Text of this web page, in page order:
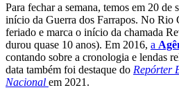
Para fechar a semana, temos em 20 de
início da Guerra dos Farrapos. No Rio
feriado e marca o início da chamada
durou quase 10 anos). Em 2016, a
contando sobre a cronologia e lendas
data também foi destaque do Repórter
Nacional em 2021.